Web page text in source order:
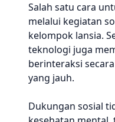
Salah satu cara
melalui kegiatan
kelompok lansia.
teknologi juga
berinteraksi
yang jauh.
Dukungan sosial